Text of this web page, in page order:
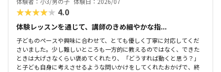
★★★★★ 4.0
体験レッスンを通じて、講師のきめ細やかな指...
子どものペースや興味に合わせて、とても優しく丁寧に対応してくだ
さいました。少し難しいところも一方的に教えるのではなく、できた
ときは大げさなくらい褒めてくれたり、「どうすれば動くと思う？」
と子ども自身に考えさせるような問いかけをしてくれたおかげで、終